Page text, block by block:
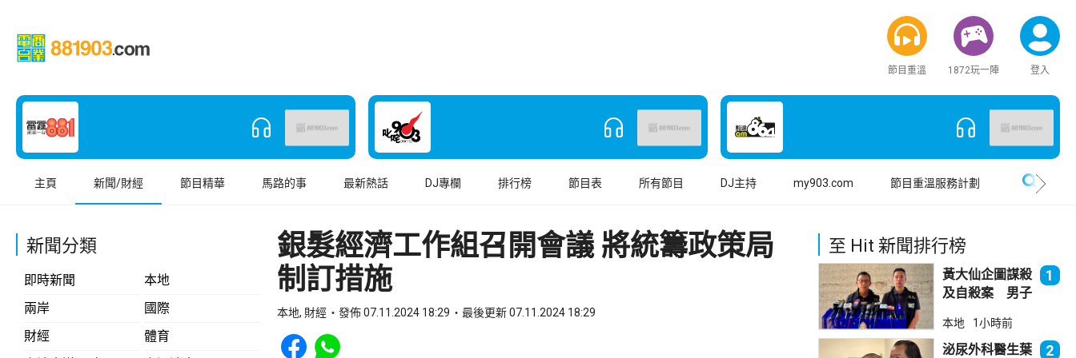
節目重溫 1872玩一陣 登入
主頁 新聞/財經 節目精華 馬路的事 最新熱話 DJ專欄 排行榜 節目表 所有節目 DJ主持 my903.com 節目重溫服務計劃
新聞分類
即時新聞
本地
兩岸
國際
財經
體育
銀髮經濟工作組召開會議 將統籌政策局
制訂措施
本地, 財經 發佈 07.11.2024 18:29 最後更新 07.11.2024 18:29
Share to Facebook
Share to WhatsApp
至 Hit 新聞排行榜
黃大仙企圖謀殺
及自殺案 男子
墮樓亡
1
本地 1小時前
泌尿外科醫生葉 2